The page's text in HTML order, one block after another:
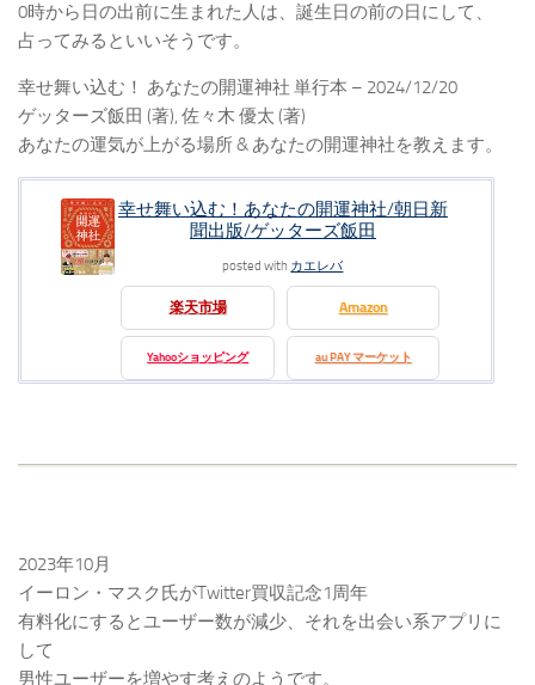
0時から日の出前に生まれた人は、誕生日の前の日にして、
占ってみるといいそうです。
幸せ舞い込む！ あなたの開運神社 単行本 – 2024/12/20
ゲッターズ飯田 (著), 佐々木 優太 (著)
あなたの運気が上がる場所 & あなたの開運神社を教えます。
幸せ舞い込む！あなたの開運神社/朝日新
聞出版/ゲッターズ飯田
posted with カエレバ
楽天市場 Amazon
Yahooショッピング au PAY マーケット
2023年10月
イーロン・マスク氏がTwitter買収記念1周年
有料化にするとユーザー数が減少、それを出会い系アプリに
して
男性ユーザーを増やす考えのようです。